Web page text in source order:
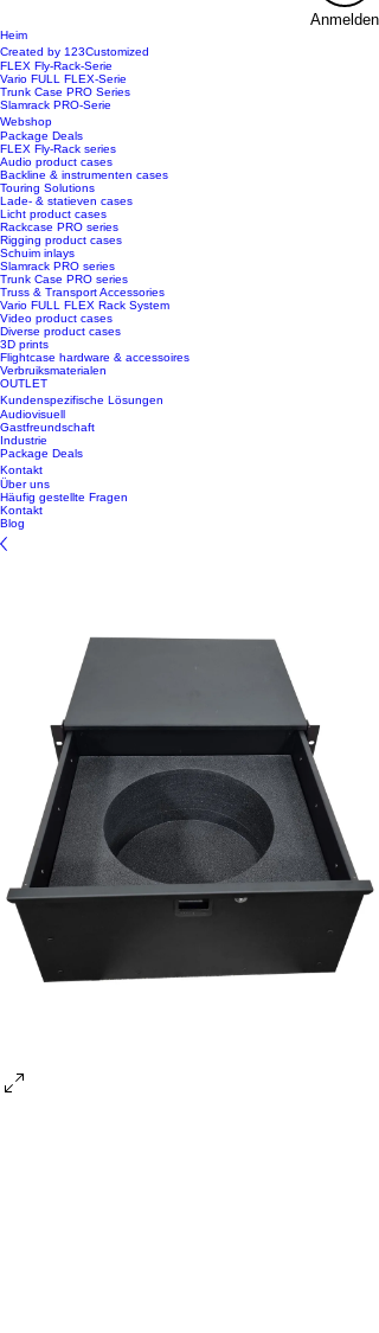
Anmelden
Heim
Created by 123Customized
FLEX Fly-Rack-Serie
Vario FULL FLEX-Serie
Trunk Case PRO Series
Slamrack PRO-Serie
Webshop
Package Deals
FLEX Fly-Rack series
Audio product cases
Backline & instrumenten cases
Touring Solutions
Lade- & statieven cases
Licht product cases
Rackcase PRO series
Rigging product cases
Schuim inlays
Slamrack PRO series
Trunk Case PRO series
Truss & Transport Accessories
Vario FULL FLEX Rack System
Video product cases
Diverse product cases
3D prints
Flightcase hardware & accessoires
Verbruiksmaterialen
OUTLET
Kundenspezifische Lösungen
Audiovisuell
Gastfreundschaft
Industrie
Package Deals
Kontakt
Über uns
Häufig gestellte Fragen
Kontakt
Blog